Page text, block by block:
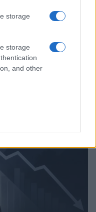
storage
storage
and other
o que está em